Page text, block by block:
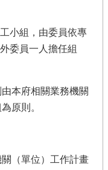
小組，由委員依專
委員一人擔任組
本府相關業務機關
原則。
關（單位）工作計畫